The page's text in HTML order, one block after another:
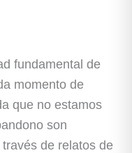
fundamental de
momento de
que no estamos
son
de relatos de